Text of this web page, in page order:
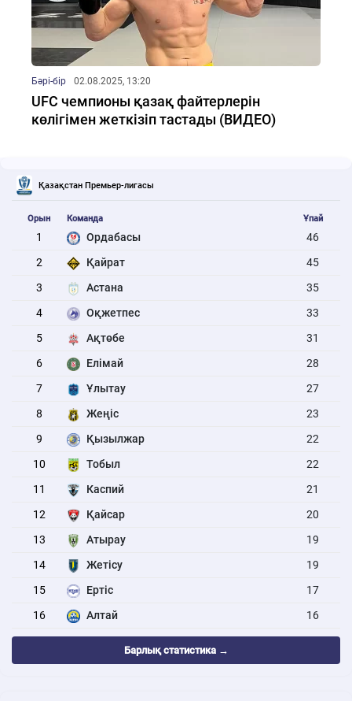
Бәрі-бір 02.08.2025, 13:20
UFC чемпионы қазақ файтерлерін
көлігімен жеткізіп тастады (ВИДЕО)
Қазақстан Премьер-лигасы
Орын Команда Ұпай
1 Ордабасы
46
2
Қайрат
45
3
Астана
35
4
Оқжетпес
33
5
Ақтөбе
31
6
Елімай
28
7
Ұлытау
27
8
Жеңіс
23
9
Қызылжар
22
10
Тобыл
22
11
Каспий
21
12
Қайсар
20
13
Атырау
19
14
Жетісу
19
15
Ертіс
17
16
Алтай 16
Барлық статистика →